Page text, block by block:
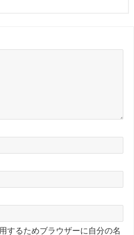
するためブラウザーに自分の名